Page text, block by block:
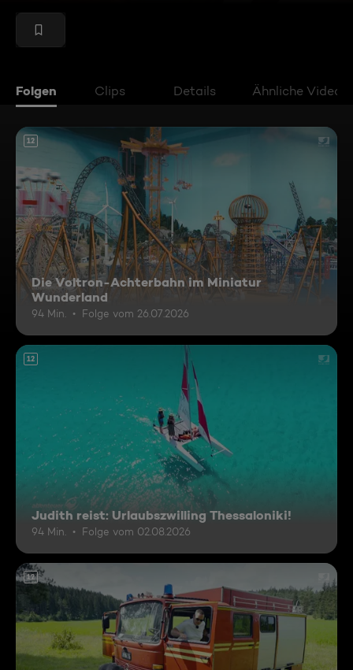
Folgen Clips Details Ähnliche Videos
12
Die Voltron-Achterbahn im Miniatur
Wunderland
94 Min. Folge vom 26.07.2026
12
Judith reist: Urlaubszwilling Thessaloniki!
94 Min. Folge vom 02.08.2026
12